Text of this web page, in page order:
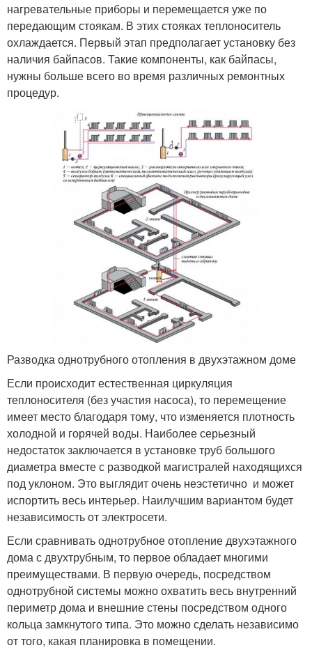
нагревательные приборы и перемещается уже по
передающим стоякам. В этих стояках теплоноситель
охлаждается. Первый этап предполагает установку без
наличия байпасов. Такие компоненты, как байпасы,
нужны больше всего во время различных ремонтных
процедур.
Разводка однотрубного отопления в двухэтажном доме
Если происходит естественная циркуляция
теплоносителя (без участия насоса), то перемещение
имеет место благодаря тому, что изменяется плотность
холодной и горячей воды. Наиболее серьезный
недостаток заключается в установке труб большого
диаметра вместе с разводкой магистралей находящихся
под уклоном. Это выглядит очень неэстетично и может
испортить весь интерьер. Наилучшим вариантом будет
независимость от электросети.
Если сравнивать однотрубное отопление двухэтажного
дома с двухтрубным, то первое обладает многими
преимуществами. В первую очередь, посредством
однотрубной системы можно охватить весь внутренний
периметр дома и внешние стены посредством одного
кольца замкнутого типа. Это можно сделать независимо
от того, какая планировка в помещении.